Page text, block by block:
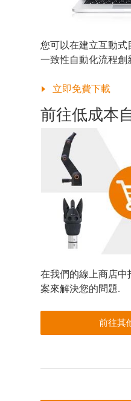
您可以在建立互動式
一致性自動化流程創
立即免費下載
前往低成本
在我們的線上商店
案來解決您的問題.
前往其